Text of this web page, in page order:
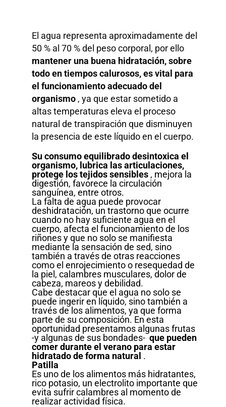
El agua representa aproximadamente del
50 % al 70 % del peso corporal, por ello
mantener una buena hidratación, sobre
todo en tiempos calurosos, es vital para
el funcionamiento adecuado del
organismo , ya que estar sometido a
altas temperaturas eleva el proceso
natural de transpiración que disminuyen
la presencia de este líquido en el cuerpo.
Su consumo equilibrado desintoxica el
organismo, lubrica las articulaciones,
protege los tejidos sensibles , mejora la
digestión, favorece la circulación
sanguínea, entre otros.
La falta de agua puede provocar
deshidratación, un trastorno que ocurre
cuando no hay suficiente agua en el
cuerpo, afecta el funcionamiento de los
riñones y que no solo se manifiesta
mediante la sensación de sed, sino
también a través de otras reacciones
como el enrojecimiento o resequedad de
la piel, calambres musculares, dolor de
cabeza, mareos y debilidad.
Cabe destacar que el agua no solo se
puede ingerir en líquido, sino también a
través de los alimentos, ya que forma
parte de su composición. En esta
oportunidad presentamos algunas frutas
-y algunas de sus bondades- que pueden
comer durante el verano para estar
hidratado de forma natural .
Patilla
Es uno de los alimentos más hidratantes,
rico potasio, un electrolito importante que
evita sufrir calambres al momento de
realizar actividad física.